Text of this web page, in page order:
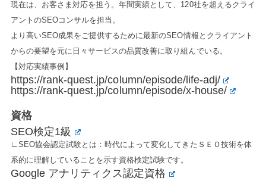
現在は、お客さま対応を担う。年間実績として、120社を超えるクライ
アントのSEOコンサルを担当。
より高いSEO成果をご提供するために最新のSEO情報とクライアント
からの要望を元に日々サービスの品質改善に取り組んでいる。
【対応実績事例】
https://rank-quest.jp/column/episode/life-adj/
https://rank-quest.jp/column/episode/x-house/
資格
SEO検定1級
∟SEO協会認定試験とは：時代によって変化してきたＳＥＯ技術を体
系的に理解していることを示す資格検定試験です。
Google アナリティクス認定資格